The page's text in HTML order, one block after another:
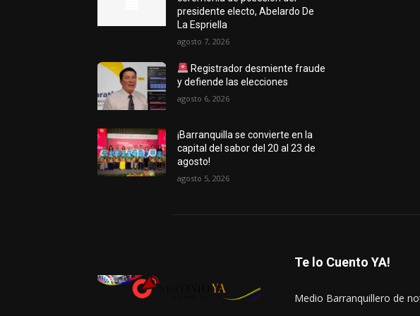
presidente electo, Abelardo De
La Espriella
agosto 7, 2026
Registrador desmiente fraude
y defiende las elecciones
agosto 6, 2026
¡Barranquilla se convierte en la
capital del sabor del 20 al 23 de
agosto!
agosto 5, 2026
Te lo Cuento YA!
Medio Barranquillero de